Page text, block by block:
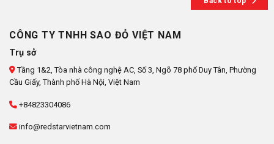
CÔNG TY TNHH SAO ĐỎ VIỆT NAM
Trụ sở
Tầng 1&2, Tòa nhà công nghệ AC, Số 3, Ngõ 78 phố Duy Tân, Phường
Cầu Giấy, Thành phố Hà Nội, Việt Nam
+84823304086
info@redstarvietnam.com